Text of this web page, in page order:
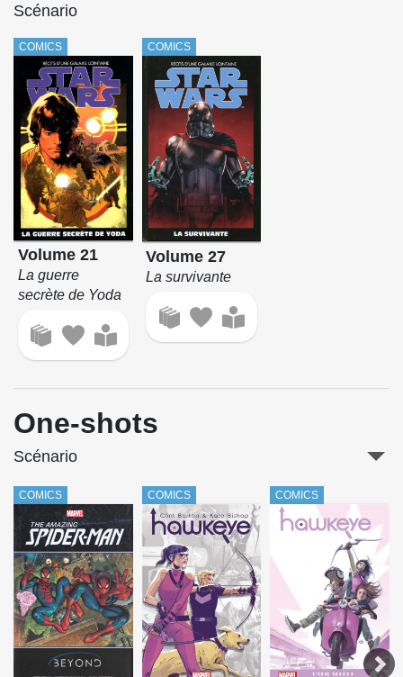
Scénario
COMICS
Volume 21
La guerre
secrète de Yoda
COMICS
Volume 27
La survivante
One-shots
Scénario
COMICS COMICS COMICS